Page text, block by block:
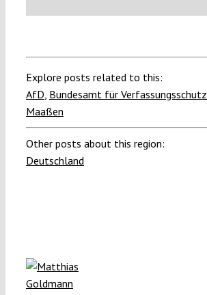
Explore posts related to this:
AfD, Bundesamt für Verfassungsschutz
Maaßen
Other posts about this region:
Deutschland